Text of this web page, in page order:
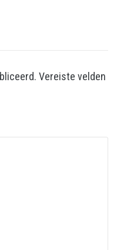
Vereiste velden